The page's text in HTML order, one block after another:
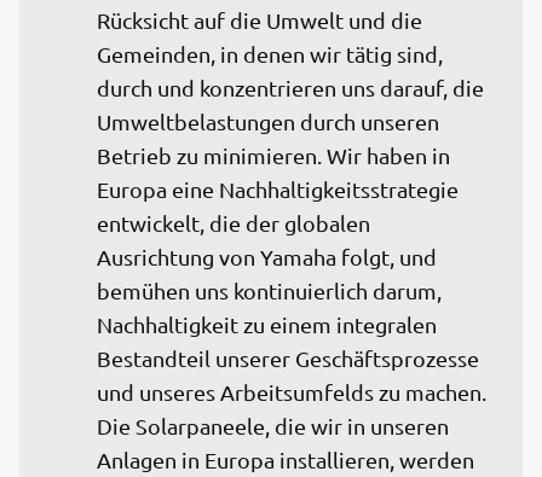
Rücksicht auf die Umwelt und die
Gemeinden, in denen wir tätig sind,
durch und konzentrieren uns darauf, die
Umweltbelastungen durch unseren
Betrieb zu minimieren. Wir haben in
Europa eine Nachhaltigkeitsstrategie
entwickelt, die der globalen
Ausrichtung von Yamaha folgt, und
bemühen uns kontinuierlich darum,
Nachhaltigkeit zu einem integralen
Bestandteil unserer Geschäftsprozesse
und unseres Arbeitsumfelds zu machen.
Die Solarpaneele, die wir in unseren
Anlagen in Europa installieren, werden